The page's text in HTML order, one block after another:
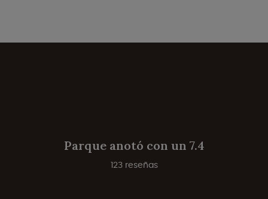
Parque anotó con un 7.4
123 reseñas